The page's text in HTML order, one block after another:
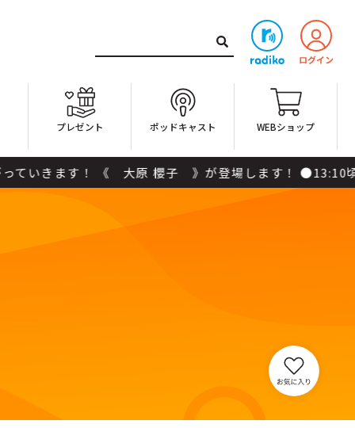
プレゼント ポッドキャスト WEBショップ
櫻子 》が登場します！ ●13:10頃：【グッテ